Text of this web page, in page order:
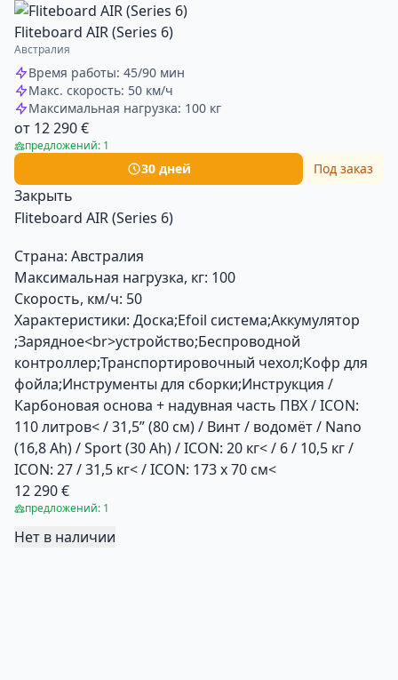
Fliteboard AIR (Series 6)
Австралия
Время работы: 45/90 мин
Макс. скорость: 50 км/ч
Максимальная нагрузка: 100 кг
от 12 290 €
предложений: 1
30 дней Под заказ
Закрыть
Fliteboard AIR (Series 6)
Страна: Австралия
Максимальная нагрузка, кг: 100
Скорость, км/ч: 50
Характеристики: Доска;Efoil система;Аккумулятор
;Зарядное<br>устройство;Беспроводной
контроллер;Транспортировочный чехол;Кофр для
фойла;Инструменты для сборки;Инструкция /
Карбоновая основа + надувная часть ПВХ / ICON:
110 литров< / 31,5” (80 см) / Винт / водомёт / Nano
(16,8 Ah) / Sport (30 Ah) / ICON: 20 кг< / 6 / 10,5 кг /
ICON: 27 / 31,5 кг< / ICON: 173 x 70 см<
12 290 €
предложений: 1
Нет в наличии